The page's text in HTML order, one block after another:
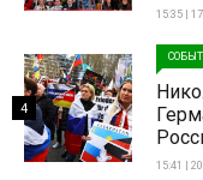
15:35 |
15:41 |
4